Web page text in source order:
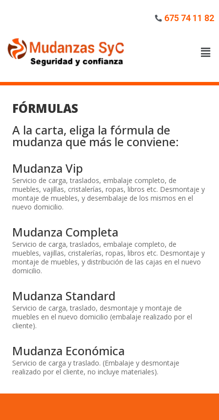
675 74 11 82
FÓRMULAS
A la carta, eliga la fórmula de
mudanza que más le conviene:
Mudanza Vip
Servicio de carga, traslados, embalaje completo, de
muebles, vajillas, cristalerías, ropas, libros etc. Desmontaje y
montaje de muebles, y desembalaje de los mismos en el
nuevo domicilio.
Mudanza Completa
Servicio de carga, traslados, embalaje completo, de
muebles, vajillas, cristalerías, ropas, libros etc. Desmontaje y
montaje de muebles, y distribución de las cajas en el nuevo
domicilio.
Mudanza Standard
Servicio de carga, traslado, desmontaje y montaje de
muebles en el nuevo domicilio (embalaje realizado por el
cliente).
Mudanza Económica
Servicio de carga y traslado. (Embalaje y desmontaje
realizado por el cliente, no incluye materiales).